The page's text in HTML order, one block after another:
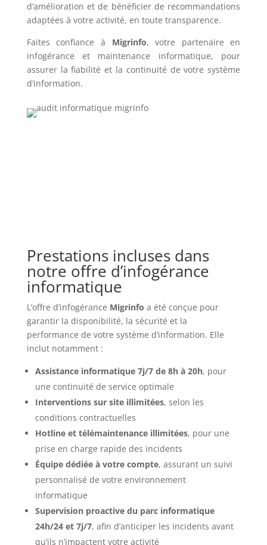
d’amélioration et de bénéficier de recommandations
adaptées à votre activité, en toute transparence.
Faites confiance à Migrinfo, votre partenaire en
infogérance et maintenance informatique, pour
assurer la fiabilité et la continuité de votre système
d’information.
Prestations incluses dans
notre offre d’infogérance
informatique
L’offre d’infogérance Migrinfo a été conçue pour
garantir la disponibilité, la sécurité et la
performance de votre système d’information. Elle
inclut notamment :
Assistance informatique 7j/7 de 8h à 20h, pour
une continuité de service optimale
Interventions sur site illimitées, selon les
conditions contractuelles
Hotline et télémaintenance illimitées, pour une
prise en charge rapide des incidents
Équipe dédiée à votre compte, assurant un suivi
personnalisé de votre environnement
informatique
Supervision proactive du parc informatique
24h/24 et 7j/7, afin d’anticiper les incidents avant
qu’ils n’impactent votre activité